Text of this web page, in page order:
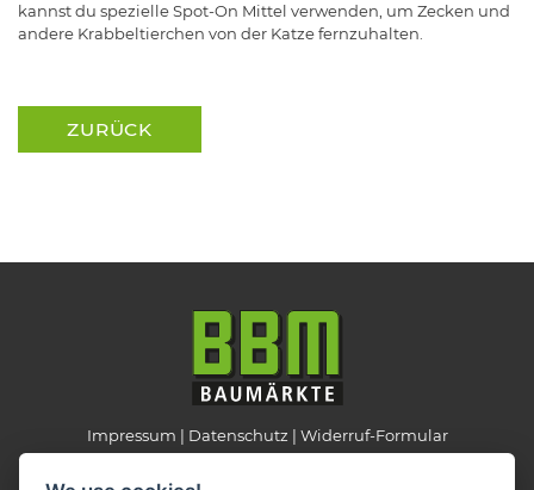
kannst du spezielle Spot-On Mittel verwenden, um Zecken und
andere Krabbeltierchen von der Katze fernzuhalten.
ZURÜCK
Impressum Datenschutz Widerruf-Formular